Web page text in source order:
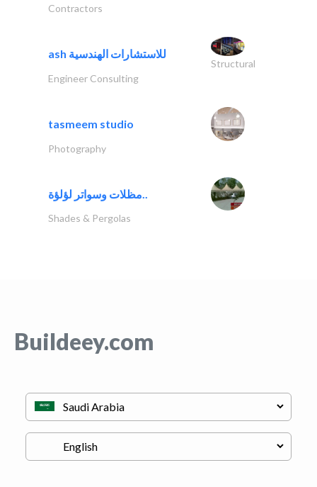
Contractors
ash للاستشارات الهندسية
Structural
Engineer Consulting
tasmeem studio
Photography
مظلات وسواتر لؤلؤة..
Shades & Pergolas
Buildeey.com